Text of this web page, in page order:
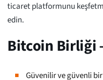
ticaret platformunu
edin.
Bitcoin Birliği
Güvenilir ve güvenli